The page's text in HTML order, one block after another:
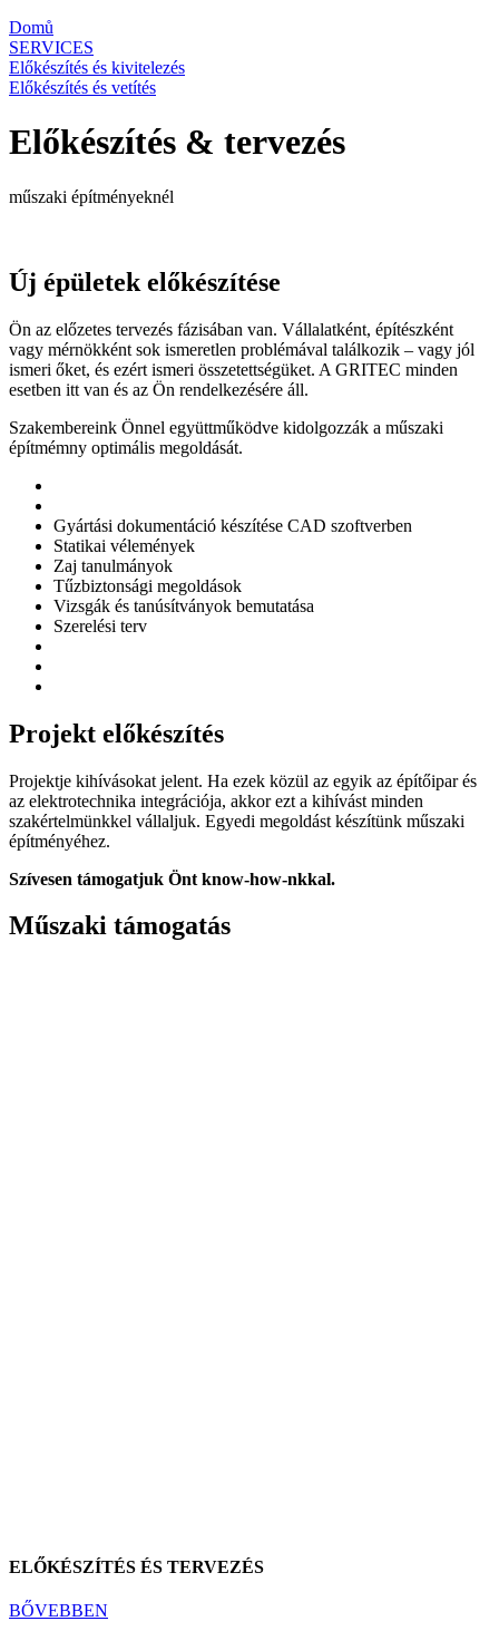
Domů
SERVICES
Előkészítés és kivitelezés
Előkészítés és vetítés
Előkészítés & tervezés
műszaki építményeknél
Új épületek előkészítése
Ön az előzetes tervezés fázisában van. Vállalatként, építészként
vagy mérnökként sok ismeretlen problémával találkozik – vagy jól
ismeri őket, és ezért ismeri összetettségüket. A GRITEC minden
esetben itt van és az Ön rendelkezésére áll.
Szakembereink Önnel együttműködve kidolgozzák a műszaki
építmémny optimális megoldását.
Gyártási dokumentáció készítése CAD szoftverben
Statikai vélemények
Zaj tanulmányok
Tűzbiztonsági megoldások
Vizsgák és tanúsítványok bemutatása
Szerelési terv
Projekt előkészítés
Projektje kihívásokat jelent. Ha ezek közül az egyik az építőipar és
az elektrotechnika integrációja, akkor ezt a kihívást minden
szakértelmünkkel vállaljuk. Egyedi megoldást készítünk műszaki
építményéhez.
Szívesen támogatjuk Önt know-how-nkkal.
Műszaki támogatás
ELŐKÉSZÍTÉS ÉS TERVEZÉS
BŐVEBBEN